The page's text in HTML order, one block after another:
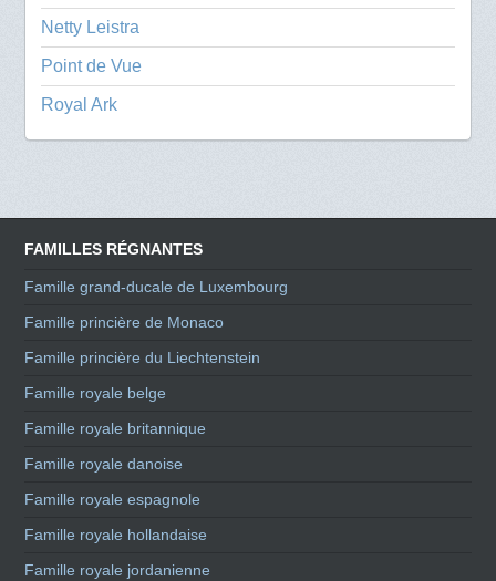
Netty Leistra
Point de Vue
Royal Ark
FAMILLES RÉGNANTES
Famille grand-ducale de Luxembourg
Famille princière de Monaco
Famille princière du Liechtenstein
Famille royale belge
Famille royale britannique
Famille royale danoise
Famille royale espagnole
Famille royale hollandaise
Famille royale jordanienne